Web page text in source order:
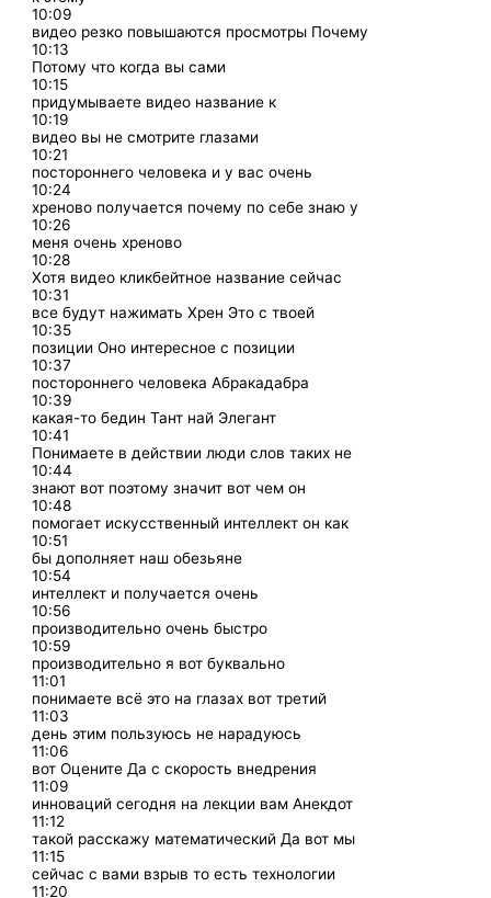
10:09
видео резко повышаются просмотры Почему
10:13
Потому что когда вы сами
10:15
придумываете видео название к
10:19
видео вы не смотрите глазами
10:21
постороннего человека и у вас очень
10:24
хреново получается почему по себе знаю у
10:26
меня очень хреново
10:28
Хотя видео кликбейтное название сейчас
10:31
все будут нажимать Хрен Это с твоей
10:35
позиции Оно интересное с позиции
10:37
постороннего человека Абракадабра
10:39
какая-то бедин Тант най Элегант
10:41
Понимаете в действии люди слов таких не
10:44
знают вот поэтому значит вот чем он
10:48
помогает искусственный интеллект он как
10:51
бы дополняет наш обезьяне
10:54
интеллект и получается очень
10:56
производительно очень быстро
10:59
производительно я вот буквально
11:01
понимаете всё это на глазах вот третий
11:03
день этим пользуюсь не нарадуюсь
11:06
вот Оцените Да с скорость внедрения
11:09
инноваций сегодня на лекции вам Анекдот
11:12
такой расскажу математический Да вот мы
11:15
сейчас с вами взрыв то есть технологии
11:20